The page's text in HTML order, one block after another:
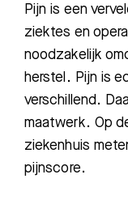
Pijn is een
ziektes en
noodzakelijk
herstel. Pijn is
verschillend.
maatwerk. Op
ziekenhuis
pijnscore.